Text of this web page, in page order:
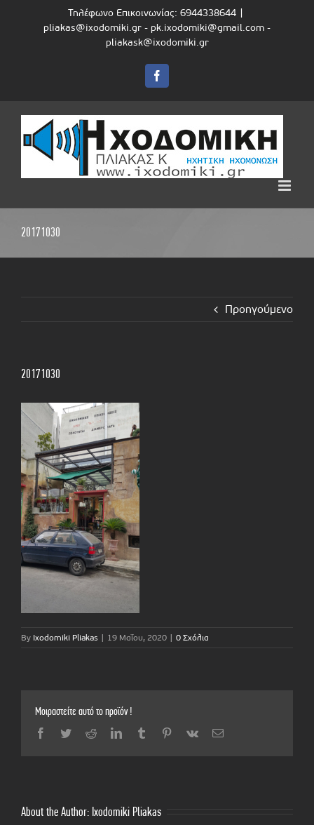
Τηλέφωνο Επικοινωνίας: 6944338644
pliakas@ixodomiki.gr - pk.ixodomiki@gmail.com -
pliakask@ixodomiki.gr
20171030
Προηγούμενο
20171030
By Ixodomiki Pliakas | 19 Μαΐου, 2020 | 0 Σχόλια
Μοιραστείτε αυτό το προϊόν !
Facebook
TwitterRedditLinkedInTumblr Pinterest
Vk Email
About the Author: Ixodomiki Pliakas